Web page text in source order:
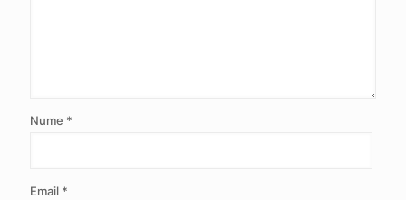
Nume *
Email *